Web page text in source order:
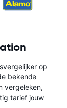
op
bekende
vergeleken,
tarief jouw